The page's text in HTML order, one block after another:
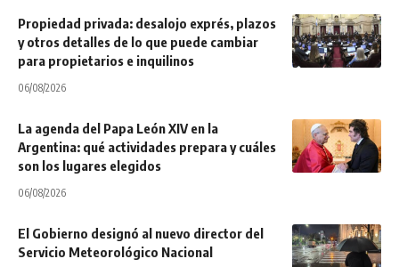
Propiedad privada: desalojo exprés, plazos
y otros detalles de lo que puede cambiar
para propietarios e inquilinos
06/08/2026
La agenda del Papa León XIV en la
Argentina: qué actividades prepara y cuáles
son los lugares elegidos
06/08/2026
El Gobierno designó al nuevo director del
Servicio Meteorológico Nacional